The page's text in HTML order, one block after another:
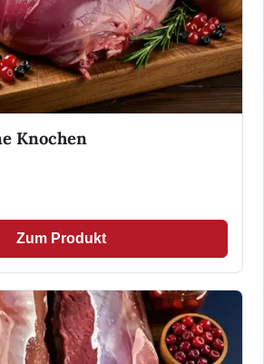
Knochen
Zum Produkt